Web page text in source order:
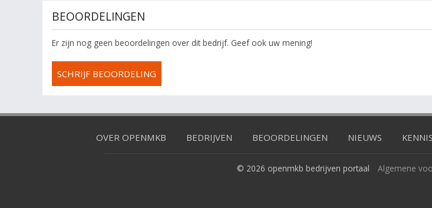
BEOORDELINGEN
Er zijn nog geen beoordelingen over dit bedrijf. Geef ook uw mening!
SCHRIJF BEOORDELING
OVER OPENMKB BEDRIJVEN BEOORDELINGEN NIEUWS
© 2026 openmkb bedrijven portaal Algemene